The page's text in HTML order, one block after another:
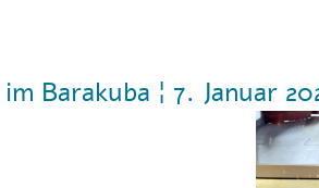
Barakuba ¦ 7. Januar